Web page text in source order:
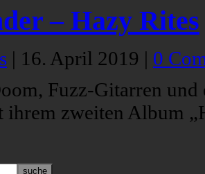
– Hazy Rites
| 16. April 2019 | 0
Fuzz-Gitarren
ihrem zweiten Album